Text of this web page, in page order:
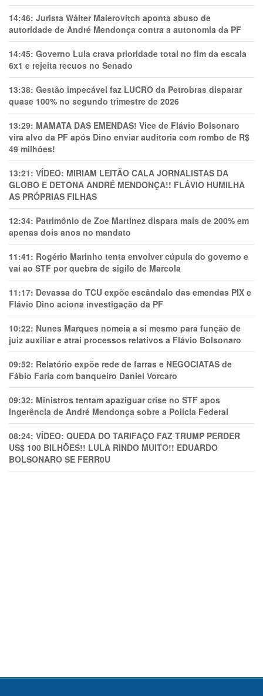
14:46: Jurista Wálter Maierovitch aponta abuso de
autoridade de André Mendonça contra a autonomia da PF
14:45: Governo Lula crava prioridade total no fim da escala
6x1 e rejeita recuos no Senado
13:38: Gestão impecável faz LUCRO da Petrobras disparar
quase 100% no segundo trimestre de 2026
13:29: MAMATA DAS EMENDAS! Vice de Flávio Bolsonaro
vira alvo da PF após Dino enviar auditoria com rombo de R$
49 milhões!
13:21: VÍDEO: MIRIAM LEITÃO CALA JORNALISTAS DA
GLOBO E DETONA ANDRÉ MENDONÇA!! FLÁVIO HUMILHA
AS PRÓPRIAS FILHAS
12:34: Patrimônio de Zoe Martínez dispara mais de 200% em
apenas dois anos no mandato
11:41: Rogério Marinho tenta envolver cúpula do governo e
vai ao STF por quebra de sigilo de Marcola
11:17: Devassa do TCU expõe escândalo das emendas PIX e
Flávio Dino aciona investigação da PF
10:22: Nunes Marques nomeia a si mesmo para função de
juiz auxiliar e atrai processos relativos a Flávio Bolsonaro
09:52: Relatório expõe rede de farras e NEGOCIATAS de
Fábio Faria com banqueiro Daniel Vorcaro
09:32: Ministros tentam apaziguar crise no STF apos
ingerência de André Mendonça sobre a Polícia Federal
08:24: VÍDEO: QUEDA DO TARIFAÇO FAZ TRUMP PERDER
US$ 100 BILHÕES!! LULA RINDO MUITO!! EDUARDO
BOLSONARO SE FERR0U